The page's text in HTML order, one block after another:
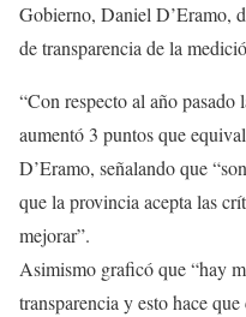
Gobierno, Daniel D’Eramo,
de transparencia de la
“Con respecto al año pasado
aumentó 3 puntos que
D’Eramo, señalando que
que la provincia acepta las
mejorar”.
Asimismo graficó que “hay
transparencia y esto hace